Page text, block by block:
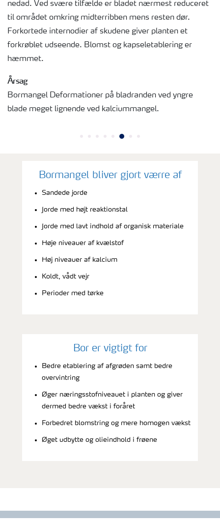
nedad. Ved svære tilfælde er bladet nærmest reduceret
til området omkring midterribben mens resten dør.
Forkortede internodier af skudene giver planten et
forkrøblet udseende. Blomst og kapseletablering er
hæmmet.
Årsag
Bormangel Deformationer på bladranden ved yngre
blade meget lignende ved kalciummangel.
Bormangel bliver gjort værre af
Sandede jorde
Jorde med højt reaktionstal
Jorde med lavt indhold af organisk materiale
Høje niveauer af kvælstof
Høj niveauer af kalcium
Koldt, vådt vejr
Perioder med tørke
Bor er vigtigt for
Bedre etablering af afgrøden samt bedre
overvintring
Øger næringsstofniveauet i planten og giver
dermed bedre vækst i foråret
Forbedret blomstring og mere homogen vækst
Øget udbytte og olieindhold i frøene